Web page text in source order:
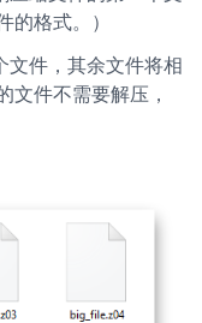
的格式。）
文件，其余文件将相
文件不需要解压，